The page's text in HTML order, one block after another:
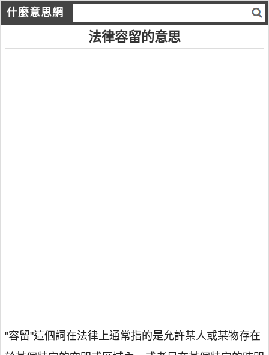
什麼意思網
法律容留的意思
"容留"這個詞在法律上通常指的是允許某人或某物存在